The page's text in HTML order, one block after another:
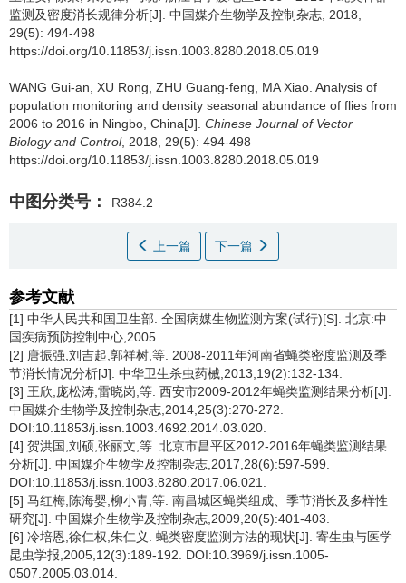
监测及密度消长规律分析[J]. 中国媒介生物学及控制杂志, 2018,
29(5): 494-498
https://doi.org/10.11853/j.issn.1003.8280.2018.05.019
WANG Gui-an, XU Rong, ZHU Guang-feng, MA Xiao. Analysis of
population monitoring and density seasonal abundance of flies from
2006 to 2016 in Ningbo, China[J]. Chinese Journal of Vector
Biology and Control, 2018, 29(5): 494-498
https://doi.org/10.11853/j.issn.1003.8280.2018.05.019
中图分类号： R384.2
上一篇 下一篇
参考文献
[1] 中华人民共和国卫生部. 全国病媒生物监测方案(试行)[S]. 北京:中
国疾病预防控制中心,2005.
[2] 唐振强,刘吉起,郭祥树,等. 2008-2011年河南省蝇类密度监测及季
节消长情况分析[J]. 中华卫生杀虫药械,2013,19(2):132-134.
[3] 王欣,庞松涛,雷晓岗,等. 西安市2009-2012年蝇类监测结果分析[J].
中国媒介生物学及控制杂志,2014,25(3):270-272.
DOI:10.11853/j.issn.1003.4692.2014.03.020.
[4] 贺洪国,刘硕,张丽文,等. 北京市昌平区2012-2016年蝇类监测结果
分析[J]. 中国媒介生物学及控制杂志,2017,28(6):597-599.
DOI:10.11853/j.issn.1003.8280.2017.06.021.
[5] 马红梅,陈海婴,柳小青,等. 南昌城区蝇类组成、季节消长及多样性
研究[J]. 中国媒介生物学及控制杂志,2009,20(5):401-403.
[6] 冷培恩,徐仁权,朱仁义. 蝇类密度监测方法的现状[J]. 寄生虫与医学
昆虫学报,2005,12(3):189-192. DOI:10.3969/j.issn.1005-
0507.2005.03.014.